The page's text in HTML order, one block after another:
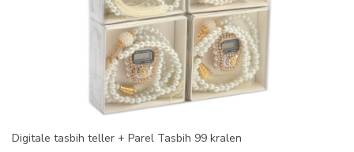
Digitale tasbih teller + Parel Tasbih 99 kralen